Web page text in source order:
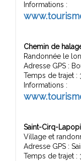
Informations :
Chemin de
Randonnée le
Adresse GPS :
Temps de trajet :
Informations :
Saint-Cirq-
Village et
Adresse GPS :
Temps de trajet :